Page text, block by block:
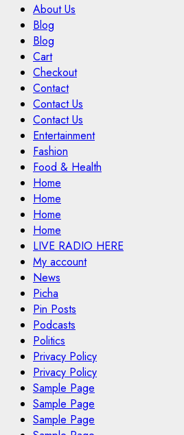
About Us
Blog
Blog
Cart
Checkout
Contact
Contact Us
Contact Us
Entertainment
Fashion
Food & Health
Home
Home
Home
Home
LIVE RADIO HERE
My account
News
Picha
Pin Posts
Podcasts
Politics
Privacy Policy
Privacy Policy
Sample Page
Sample Page
Sample Page